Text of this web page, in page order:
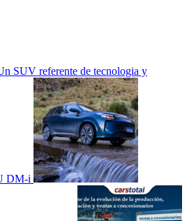
SUV referente de tecnologia y
DM-i